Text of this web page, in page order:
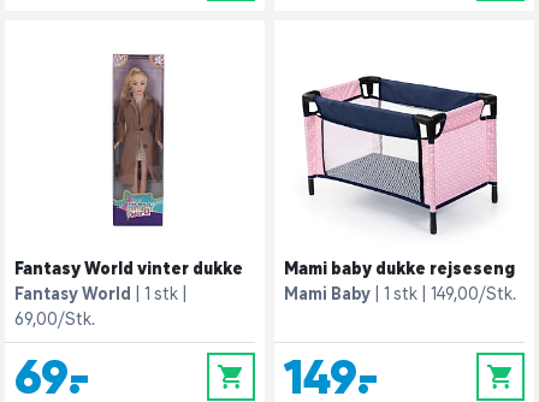
Fantasy World vinter dukke
Fantasy World
1 stk
69,00/Stk.
69,- 0
Mami baby dukke rejseseng
Mami Baby
1 stk 149,00/Stk.
149,- 0